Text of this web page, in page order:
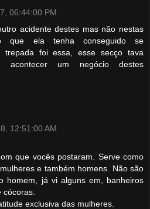
06:44:00 PM
acidente destes mas não nestas
que ela tenha conseguido se
trepada foi essa, esse secço tava
acontecer um negócio destes
12:51:00 AM
que vocês postaram. Serve como
e também homens. Não são
homem, já vi alguns em, banheiros
cócoras.
exclusiva das mulheres.